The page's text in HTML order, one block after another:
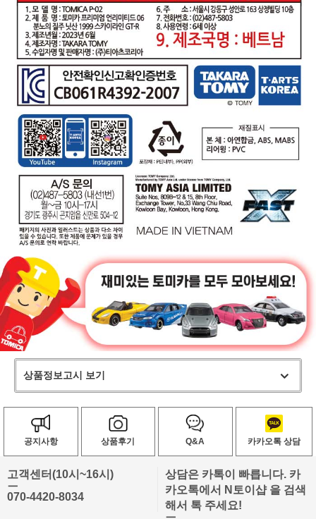
상품정보고시 보기
공지사항 상품후기 Q&A 카카오톡 상담
고객센터(10시~16시)
ㅡ
070-4420-8034
상담은 카톡이 빠릅니다. 카
카오톡에서 N토이샵 을 검색
해서 톡 주세요!
ㅡ